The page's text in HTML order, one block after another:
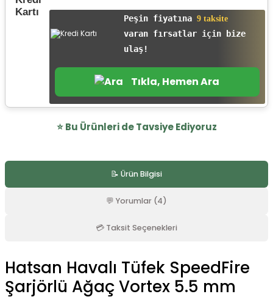
Peşin fiyatına 9 taksite
varan fırsatlar için bize
ulaş!
Tıkla, Hemen Ara
⭐️ Bu Ürünleri de Tavsiye Ediyoruz
Hatsan Flash 101 Ultimate Combo PCP Havalı Tüfek Full Set
23.599,00 TL
SEPETE EKLE
📝 Ürün Bilgisi
💬 Yorumlar (4)
💳 Taksit Seçenekleri
Hatsan Havalı Tüfek SpeedFire
Şarjörlü Ağaç Vortex 5.5 mm